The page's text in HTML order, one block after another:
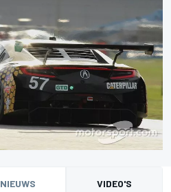
NIEUWS VIDEO'S